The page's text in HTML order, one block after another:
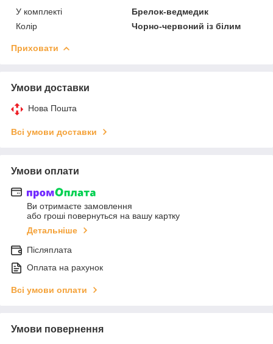
У комплекті
Брелок-ведмедик
Колір
Чорно-червоний із білим
Приховати
Умови доставки
Нова Пошта
Всі умови доставки
Умови оплати
Ви отримаєте замовлення
або гроші повернуться на вашу картку
Детальніше
Післяплата
Оплата на рахунок
Всі умови оплати
Умови повернення